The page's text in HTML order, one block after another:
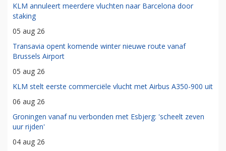
KLM annuleert meerdere vluchten naar Barcelona door
staking
05 aug 26
Transavia opent komende winter nieuwe route vanaf
Brussels Airport
05 aug 26
KLM stelt eerste commerciële vlucht met Airbus A350-900 uit
06 aug 26
Groningen vanaf nu verbonden met Esbjerg: 'scheelt zeven
uur rijden'
04 aug 26